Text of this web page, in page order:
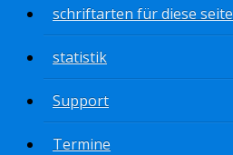
schriftarten für diese seite
statistik
Support
Termine